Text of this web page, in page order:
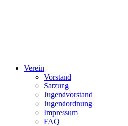
Verein
Vorstand
Satzung
Jugendvorstand
Jugendordnung
Impressum
FAQ